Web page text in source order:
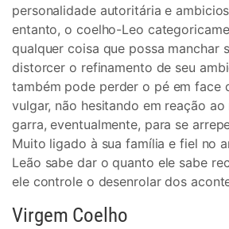
personalidade autoritária e
entanto, o coelho-Leo
qualquer coisa que possa manchar
distorcer o refinamento de seu
também pode perder o pé em face
vulgar, não hesitando em reação
garra, eventualmente, para se
Muito ligado à sua família e fiel no
Leão sabe dar o quanto ele sabe
ele controle o desenrolar dos
Virgem Coelho